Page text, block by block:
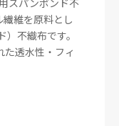
スパンボンド不
維を原料とし
不織布です。
た透水性・フィ